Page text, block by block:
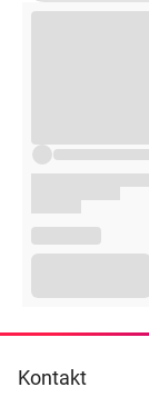
Kontakt